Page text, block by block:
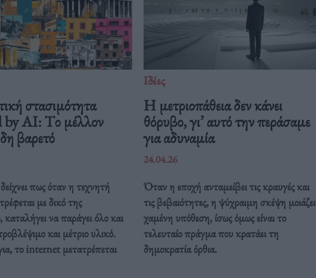
στασιμότητα
by AI: Tο μέλλον
βαρετό
πως όταν η τεχνητή
με δικό της
καταλήγει να παράγει όλο και
και μέτριο υλικό.
το internet μετατρέπεται
Ιδέες
Η μετριοπάθεια δεν κάνει
θόρυβο, γι’ αυτό την περάσαμε
για αδυναμία
24.04.26
Όταν η εποχή ανταμείβει τις κραυγές και
τις βεβαιότητες, η ψύχραιμη σκέψη μοιάζει
χαμένη υπόθεση, ίσως όμως είναι το
τελευταίο πράγμα που κρατάει τη
δημοκρατία όρθια.